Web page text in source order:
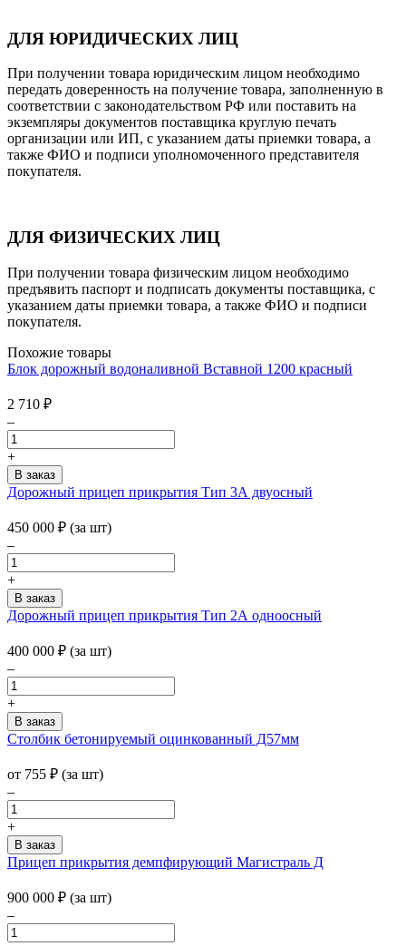
ДЛЯ ЮРИДИЧЕСКИХ ЛИЦ
При получении товара юридическим лицом необходимо
передать доверенность на получение товара, заполненную в
соответствии с законодательством РФ или поставить на
экземпляры документов поставщика круглую печать
организации или ИП, с указанием даты приемки товара, а
также ФИО и подписи уполномоченного представителя
покупателя.
ДЛЯ ФИЗИЧЕСКИХ ЛИЦ
При получении товара физическим лицом необходимо
предъявить паспорт и подписать документы поставщика, с
указанием даты приемки товара, а также ФИО и подписи
покупателя.
Похожие товары
Блок дорожный водоналивной Вставной 1200 красный
2 710 ₽
–
+
Дорожный прицеп прикрытия Тип 3А двуосный
450 000 ₽ (за шт)
–
+
Дорожный прицеп прикрытия Тип 2А одноосный
400 000 ₽ (за шт)
–
+
Столбик бетонируемый оцинкованный Д57мм
от 755 ₽ (за шт)
–
+
Прицеп прикрытия демпфирующий Магистраль Д
900 000 ₽ (за шт)
–